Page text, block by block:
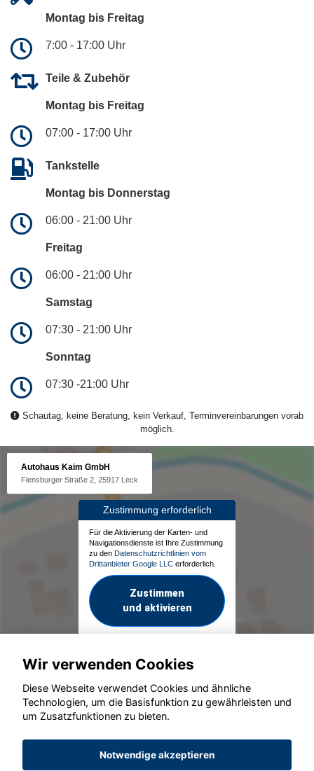
Montag bis Freitag
7:00 - 17:00 Uhr
Teile & Zubehör
Montag bis Freitag
07:00 - 17:00 Uhr
Tankstelle
Montag bis Donnerstag
06:00 - 21:00 Uhr
Freitag
06:00 - 21:00 Uhr
Samstag
07:30 - 21:00 Uhr
Sonntag
07:30 -21:00 Uhr
Schautag, keine Beratung, kein Verkauf, Terminvereinbarungen vorab
möglich.
Autohaus Kaim GmbH
Flensburger Straße 2, 25917 Leck
Zustimmung erforderlich
Für die Aktivierung der Karten- und
Navigationsdienste ist Ihre Zustimmung
zu den Datenschutzrichtlinien vom
Drittanbieter Google LLC erforderlich.
Zustimmen
und aktivieren
© konjunkturmotor.de GmbH 2020 - 2026
Wir verwenden Cookies
Diese Webseite verwendet Cookies und ähnliche
Technologien, um die Basisfunktion zu gewährleisten und
um Zusatzfunktionen zu bieten.
Notwendige akzeptieren